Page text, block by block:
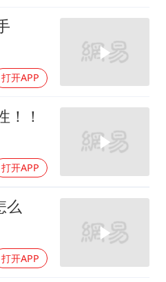
东方甄选被判赔偿江小白30万元
开新局 实干挑大梁
打开APP
！！
打开APP
么
打开APP